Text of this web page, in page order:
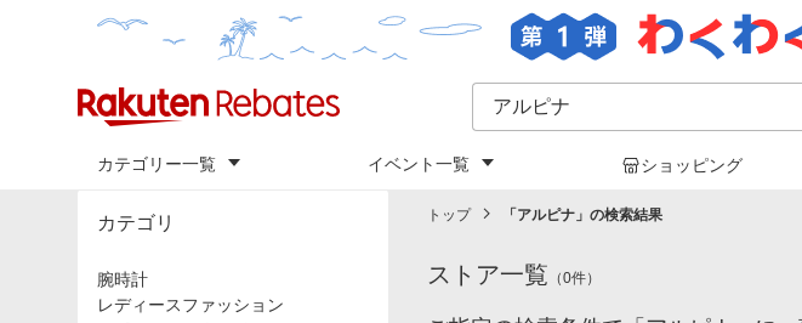
カテゴリー一覧 イベント一覧 ショッピング
カテゴリ
腕時計
レディースファッション
トップ 「 アルピナ 」の検索結果
ストア一覧 （0件）